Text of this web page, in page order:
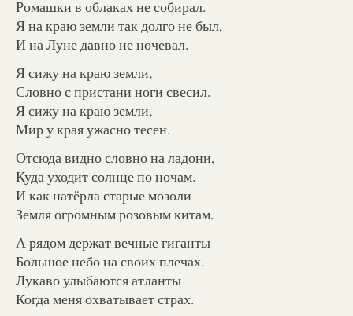
Ромашки в облаках не собирал.
Я на краю земли так долго не был,
И на Луне давно не ночевал.
Я сижу на краю земли,
Словно с пристани ноги свесил.
Я сижу на краю земли,
Мир у края ужасно тесен.
Отсюда видно словно на ладони,
Куда уходит солнце по ночам.
И как натёрла старые мозоли
Земля огромным розовым китам.
А рядом держат вечные гиганты
Большое небо на своих плечах.
Лукаво улыбаются атланты
Когда меня охватывает страх.